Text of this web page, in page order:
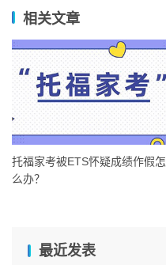
相关文章
托福家考被ETS怀疑成绩作假怎
么办？
最近发表